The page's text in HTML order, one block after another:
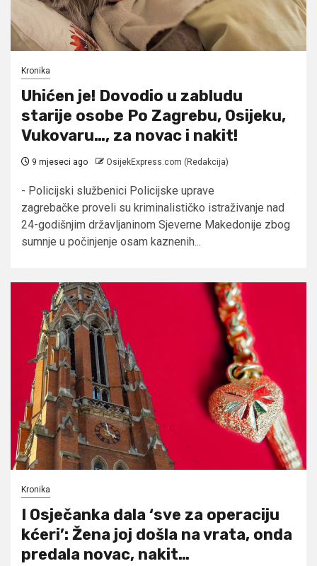
Kronika
Uhićen je! Dovodio u zabludu
starije osobe Po Zagrebu, Osijeku,
Vukovaru…, za novac i nakit!
9 mjeseci ago OsijekExpress.com (Redakcija)
- Policijski službenici Policijske uprave
zagrebačke proveli su kriminalističko istraživanje nad
24-godišnjim državljaninom Sjeverne Makedonije zbog
sumnje u počinjenje osam kaznenih...
Kronika
I Osječanka dala ‘sve za operaciju
kćeri’: Žena joj došla na vrata, onda
predala novac, nakit…